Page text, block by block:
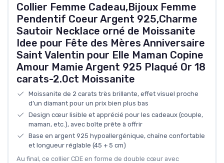
Collier Femme Cadeau,Bijoux Femme
Pendentif Coeur Argent 925,Charme
Sautoir Necklace orné de Moissanite
Idee pour Fête des Mères Anniversaire
Saint Valentin pour Elle Maman Copine
Amour Mamie Argent 925 Plaqué Or 18
carats-2.0ct Moissanite
Moissanite de 2 carats très brillante, effet visuel proche
d’un diamant pour un prix bien plus bas
Design cœur lisible et apprécié pour les cadeaux (couple,
maman, etc.), avec boîte prête à offrir
Base en argent 925 hypoallergénique, chaîne confortable
et longueur réglable (45 + 5 cm)
Au final, ce collier CDE en forme de double cœur avec